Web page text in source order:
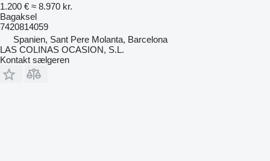
1.200 € ≈ 8.970 kr.
Bagaksel
7420814059
Spanien, Sant Pere Molanta, Barcelona
LAS COLINAS OCASION, S.L.
Kontakt sælgeren